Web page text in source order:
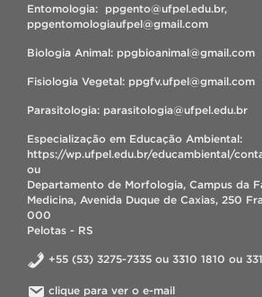
Entomologia: ppgento@ufpel.edu.br,
ppgentomologiaufpel@gmail.com
Biologia Animal: ppgbioanimal@gmail.com
Fisiologia Vegetal: ppgfv.ufpel@gmail.com
Parasitologia: parasitologia@ufpel.edu.br
Especialização em Educação Ambiental:
https://wp.ufpel.edu.br/educambiental/
ou
Departamento de Morfologia, Campus da
Medicina, Avenida Duque de Caxias, 250
000
Pelotas - RS
+55 (53) 3275-7335 ou 3310 1810 ou
clique para ver o e-mail